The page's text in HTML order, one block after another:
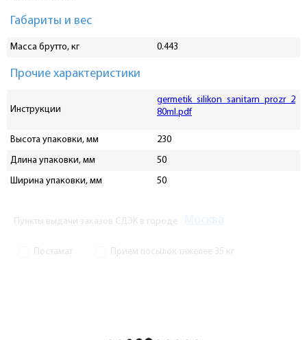
Габариты и вес
Масса брутто, кг 0.443
Прочие характеристики
Инструкции
germetik_silikon_sanitarn_prozr_2
80ml.pdf
Высота упаковки, мм
230
Длина упаковки, мм
50
Ширина упаковки, мм
50
Пункты выдачи заказов СДЭК в городе
Постамат Прием посылок тяжелее 35 кг